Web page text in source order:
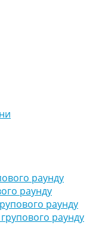
раунду
раунду
раунду
раунду